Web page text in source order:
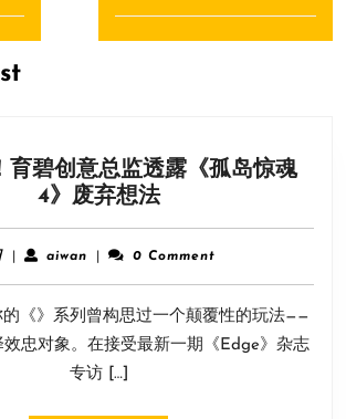
post:
育碧创意总监透露《孤岛惊魂
4》废弃想法太
可
惜
育
碧
创
2025
月
13
日
aiwanaiwan 0 Comment
的《》系列曾构思过一个颠覆性的玩法——
忠对象。在接受最新一期《Edge》杂志
专访 […]